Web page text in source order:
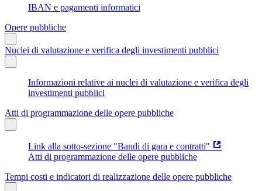
IBAN e pagamenti informatici
Opere pubbliche
Nuclei di valutazione e verifica degli investimenti pubblici
Informazioni relative ai nuclei di valutazione e verifica degli
investimenti pubblici
Atti di programmazione delle opere pubbliche
Link alla sotto-sezione "Bandi di gara e contratti"
Atti di programmazione delle opere pubbliche
Tempi costi e indicatori di realizzazione delle opere pubbliche